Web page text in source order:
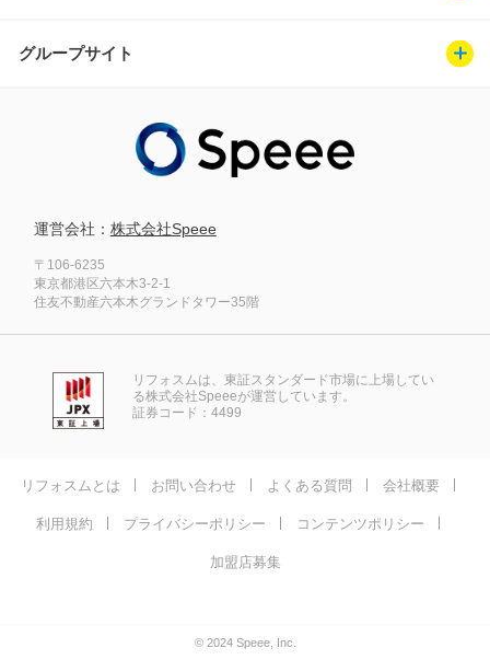
グループサイト
運営会社： 株式会社Speee
〒106-6235
東京都港区六本木3-2-1
住友不動産六本木グランドタワー35階
リフォスムは、東証スタンダード市場に上場してい
る株式会社Speeeが運営しています。
証券コード：4499
リフォスムとは お問い合わせ よくある質問 会社概要
利用規約 プライバシーポリシー コンテンツポリシー
加盟店募集
© 2024 Speee, Inc.